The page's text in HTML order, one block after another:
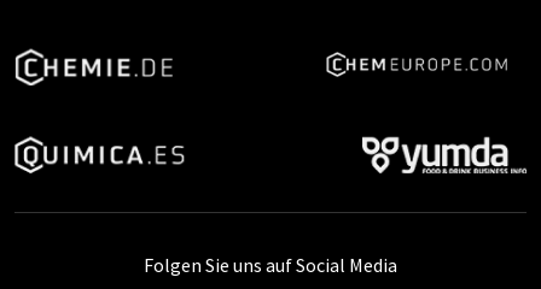
Folgen Sie uns auf Social Media